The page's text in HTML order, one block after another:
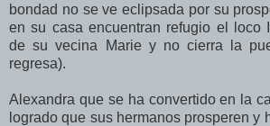
bondad no se ve eclipsada por su
en su casa encuentran refugio el loco
de su vecina Marie y no cierra la
regresa).
Alexandra que se ha convertido en la
logrado que sus hermanos prosperen y